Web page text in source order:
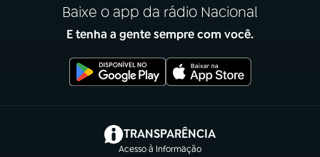
Baixe o app da rádio Nacional
E tenha a gente sempre com você.
TRANSPARÊNCIA
Acesso à Informação
(abre em nova aba)